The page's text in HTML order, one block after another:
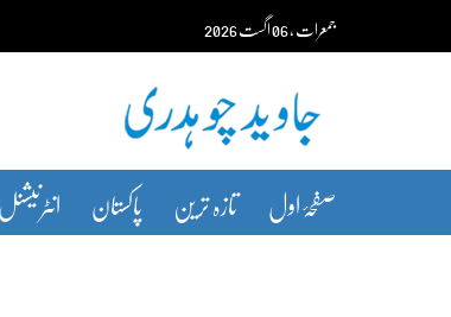
content جمعرات‬‮،06اگست‬‮2026
صفحۂ اول تازہ ترین پاکستان انٹرنیشنل